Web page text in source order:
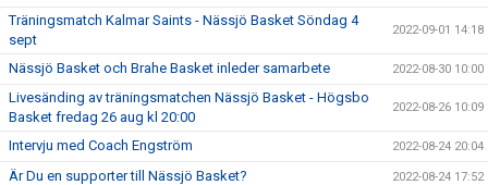
Träningsmatch Kalmar Saints - Nässjö Basket Söndag 4
sept
2022-09-01 14:18
Nässjö Basket och Brahe Basket inleder samarbete 2022-08-30 10:00
Livesänding av träningsmatchen Nässjö Basket - Högsbo
Basket fredag 26 aug kl 20:00
2022-08-26 10:09
Intervju med Coach Engström 2022-08-24 20:04
Är Du en supporter till Nässjö Basket? 2022-08-24 17:52